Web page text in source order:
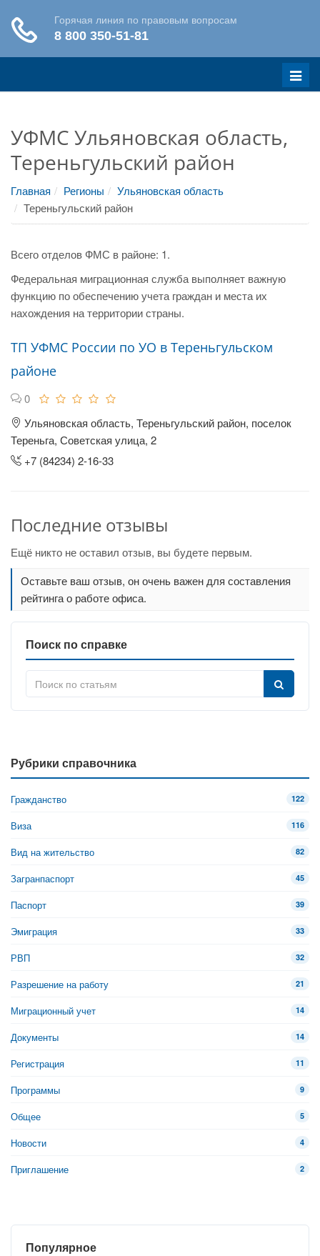
Меню
УФМС Ульяновская область,
Тереньгульский район
Главная Регионы
Ульяновская область
Тереньгульский район
Всего отделов ФМС в районе: 1.
Федеральная миграционная служба выполняет важную
функцию по обеспечению учета граждан и места их
нахождения на территории страны.
ТП УФМС России по УО в Тереньгульском
районе
0
Ульяновская область, Тереньгульский район, поселок
Тереньга, Советская улица, 2
+7 (84234) 2-16-33
Последние отзывы
Ещё никто не оставил отзыв, вы будете первым.
Оставьте ваш отзыв, он очень важен для составления
рейтинга о работе офиса.
Поиск по справке
Рубрики справочника
Гражданство 122
Виза 116
Вид на жительство 82
Загранпаспорт 45
Паспорт 39
Эмиграция 33
РВП 32
Разрешение на работу 21
Миграционный учет 14
Документы 14
Регистрация 11
Программы 9
Общее 5
Новости 4
Приглашение 2
Популярное